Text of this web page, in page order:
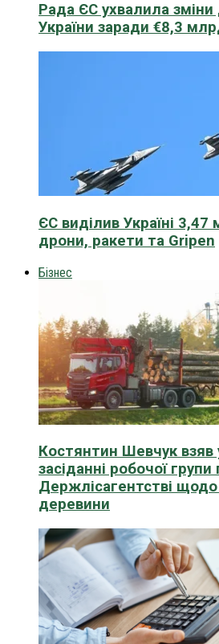
Рада ЄС ухвалила
України заради €8,3
ЄС виділив Україні 3,47
дрони, ракети та Gripen
Бізнес
Костянтин Шевчук взяв
засіданні робочої групи
Держлісагентстві
деревини